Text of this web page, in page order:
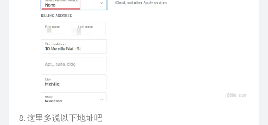
这里多说以下地址吧